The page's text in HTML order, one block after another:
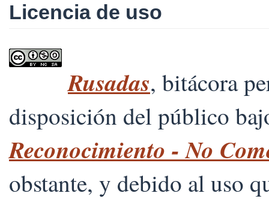
Licencia de uso
Rusadas, bitácora
disposición del público
Reconocimiento - No
obstante, y debido al uso